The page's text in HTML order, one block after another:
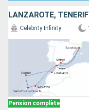
Pension complète
Celebrity Infinity